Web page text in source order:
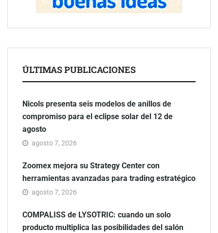
ÚLTIMAS PUBLICACIONES
Nicols presenta seis modelos de anillos de
compromiso para el eclipse solar del 12 de
agosto
agosto 7, 2026
Zoomex mejora su Strategy Center con
herramientas avanzadas para trading estratégico
agosto 7, 2026
COMPALISS de LYSOTRIC: cuando un solo
producto multiplica las posibilidades del salón